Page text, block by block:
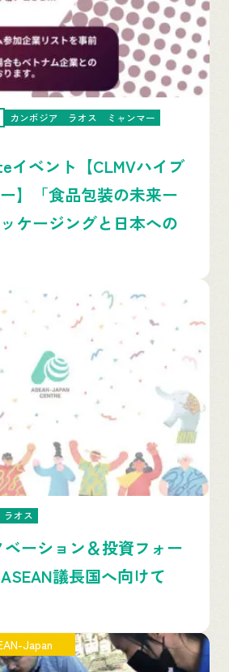
カンボジア ラオス
ミャンマー
イベント【CLMVハイブ
】「食品包装の未来ー
ケージングと日本への
ラオス
ベーション＆投資フォー
議長国へ向けて
Japan